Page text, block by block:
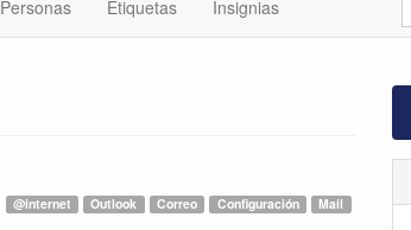
Personas Etiquetas Insignias
Mail
Configuración
Correo
Outlook
@internet